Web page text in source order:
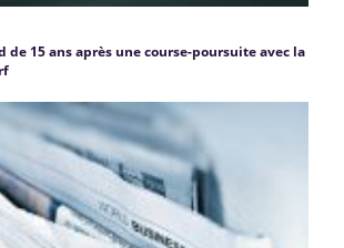
de 15 ans après une course-poursuite avec la